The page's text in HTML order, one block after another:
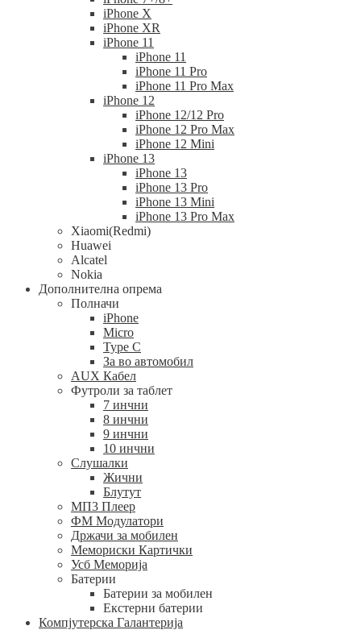
iPhone X
iPhone XR
iPhone 11
iPhone 11
iPhone 11 Pro
iPhone 11 Pro Max
iPhone 12
iPhone 12/12 Pro
iPhone 12 Pro Max
iPhone 12 Mini
iPhone 13
iPhone 13
iPhone 13 Pro
iPhone 13 Mini
iPhone 13 Pro Max
Xiaomi(Redmi)
Huawei
Alcatel
Nokia
Дополнителна опрема
Полначи
iPhone
Micro
Type C
За во автомобил
AUX Кабел
Футроли за таблет
7 инчни
8 инчни
9 инчни
10 инчни
Слушалки
Жични
Блутут
МП3 Плеер
ФМ Модулатори
Држачи за мобилен
Мемориски Картички
Усб Меморија
Батерии
Батерии за мобилен
Екстерни батерии
Компјутерска Галантерија